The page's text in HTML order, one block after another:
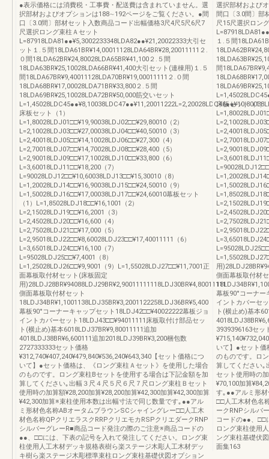
●表示価格には消費税・工事費・配送費は含まれていません。選
択部材およびオプションは188∼192ページをご覧ください。●間
口〔3.0間〕部材セット入数商品コード出幅価格3尺4尺5尺6尺7
尺選択ロング束柱Ａセット
L=87918LDA81●●¥5,3002233348LDA82●●¥21,20022333大引セ
ット１.５間18LDA61BR¥14,00011128LDA64BR¥28,20011111２.
０間18LDA62BR¥24,80028LDA65BR¥41,100２.５間
18LDA63BR¥25,10028LDA66BR¥41,400大引セット(連棟用)１.５
間18LDA67BR¥9,40011128LDA70BR¥19,00011111２.０間
18LDA68BR¥17,00028LDA71BR¥33,800２.５間
18LDA69BR¥25,10028LDA72BR¥50,000筋交いセット
床板セット（1）
L=1,80028LDJ01□□¥19,90038LDJ02□□¥29,80010（2）
L=2,10028LDJ03□□¥27,00038LDJ04□□¥40,50010（3）
L=2,40018LDJ05□□¥14,10028LDJ06□□¥27,300（4）
L=2,70018LDJ07□□¥14,70028LDJ08□□¥28,400（5）
L=2,90018LDJ09□□¥17,10028LDJ10□□¥33,800（6）
L=3,60018LDJ11□□¥18,200（7）
L=90028LDJ12□□¥10,60038LDJ13□□¥15,30010（8）
L=1,20028LDJ14□□¥16,90038LDJ15□□¥24,50010（9）
L=1,50028LDJ16□□¥17,00038LDJ17□□¥24,60010幕板セット
（1）L=1,85028LDJ18□□¥16,1001（2）
L=2,15028LDJ19□□¥16,2001（3）
L=2,45028LDJ20□□¥16,600（4）
L=2,75028LDJ21□□¥17,000（5）
L=2,95018LDJ22□□¥8,60028LDJ23□□¥17,40011111（6）
L=3,65018LDJ24□□¥16,100（7）
L=95028LDJ25□□¥7,4001（8）
L=1,25028LDJ26□□¥9,9001（9）L=1,55028LDJ27□□¥11,7001正
面幕板取付材セット(床板固定
用)28LDJ28BR¥94088LDJ29BR¥2,90011111118LDJ30BR¥4,80011111
側面幕板取付材セット
18LDJ34BR¥1,1001138LDJ35BR¥3,2001122258LDJ36BR¥5,400
幕板90°コーナーキャップセット18LDJ42□□¥40022222幕板ジョ
イントカバーセット18LDJ43□□¥94011111床板取付け部品セッ
ト(横止め)基本6018LDJ37BR¥9,80011111追加
4018LDJ38BR¥6,600111追加2018LDJ39BR¥3,200梱包数
2727333333セット価格
¥312,740¥407,240¥479,840¥536,240¥643,340【セット価格につ
いて】●セット価格は、《ロング束柱Ａセット》を使用した場合
のものです。ロング束柱Bセットを使用する場合は下記金額を加
算してください｡出幅３尺４尺５尺６尺７尺ロング束柱Ｂセット
使用時の加算額¥28,200加算¥28,200加算¥42,300加算¥42,300加算
¥42,300加算※束柱使用本数は出幅寸法で同じ数量です｡●●アル
ミ形材色名称ABオータムブラウンSCシャイングレー□□人工木
材色名称QPクリエラスクRRPクリエモカRSPクリエダークRNP
シルバーグレーR■商品コード発注の際のご注意※商品コードの
●●、□□には、下表の記号を入れて発注してください。ロング束
柱使用人工木材デッキ規格表樹ら楽ステージ木彫人工木材デッ
キ樹ら楽ステージ木彫標準束柱ロング束柱基礎伏図オプション
選択部材および
間口〔3.0間〕部
尺15尺選択ロン
１.５間
間
床板セット（1）
用
側面幕板取付材
幕板90°コーナー
イントカバーセ
ト(横止め)基本
3939396163セッ
いて】●セット価
のものです。ロ
算してください｡
セット使用時の
¥70,100加算
す｡●●アルミ形
□□人工木材色名
ークRNPシルバ
コードの●●、□□
ロング束柱使用
ング束柱基礎伏
面集163